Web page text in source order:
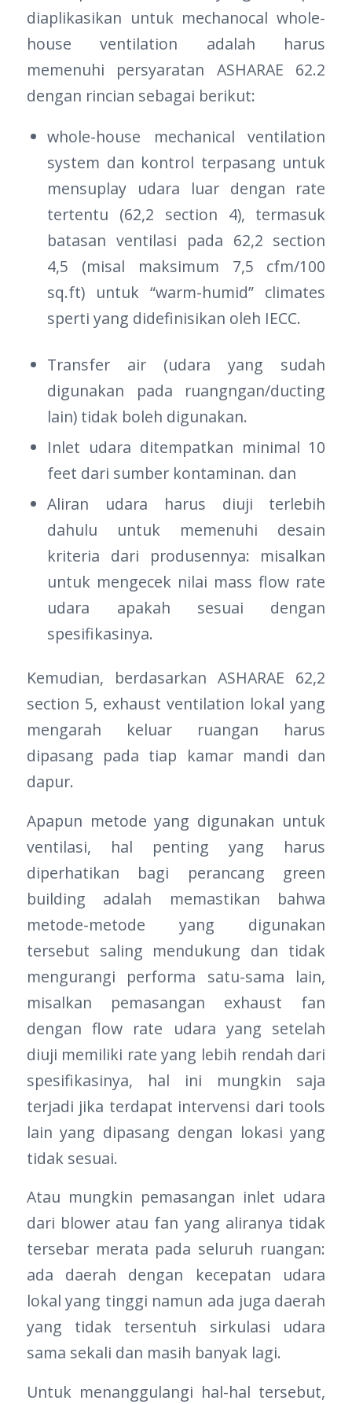
diaplikasikan untuk mechanocal whole-
house ventilation adalah harus
memenuhi persyaratan ASHARAE 62.2
dengan rincian sebagai berikut:
whole-house mechanical ventilation
system dan kontrol terpasang untuk
mensuplay udara luar dengan rate
tertentu (62,2 section 4), termasuk
batasan ventilasi pada 62,2 section
4,5 (misal maksimum 7,5 cfm/100
sq.ft) untuk “warm-humid” climates
sperti yang didefinisikan oleh IECC.
Transfer air (udara yang sudah
digunakan pada ruangngan/ducting
lain) tidak boleh digunakan.
Inlet udara ditempatkan minimal 10
feet dari sumber kontaminan. dan
Aliran udara harus diuji terlebih
dahulu untuk memenuhi desain
kriteria dari produsennya: misalkan
untuk mengecek nilai mass flow rate
udara apakah sesuai dengan
spesifikasinya.
Kemudian, berdasarkan ASHARAE 62,2
section 5, exhaust ventilation lokal yang
mengarah keluar ruangan harus
dipasang pada tiap kamar mandi dan
dapur.
Apapun metode yang digunakan untuk
ventilasi, hal penting yang harus
diperhatikan bagi perancang green
building adalah memastikan bahwa
metode-metode yang digunakan
tersebut saling mendukung dan tidak
mengurangi performa satu-sama lain,
misalkan pemasangan exhaust fan
dengan flow rate udara yang setelah
diuji memiliki rate yang lebih rendah dari
spesifikasinya, hal ini mungkin saja
terjadi jika terdapat intervensi dari tools
lain yang dipasang dengan lokasi yang
tidak sesuai.
Atau mungkin pemasangan inlet udara
dari blower atau fan yang aliranya tidak
tersebar merata pada seluruh ruangan:
ada daerah dengan kecepatan udara
lokal yang tinggi namun ada juga daerah
yang tidak tersentuh sirkulasi udara
sama sekali dan masih banyak lagi.
Untuk menanggulangi hal-hal tersebut,